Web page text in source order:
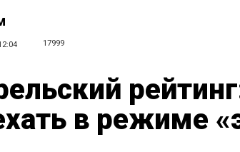
17999
в режиме